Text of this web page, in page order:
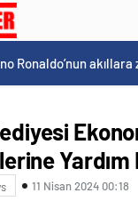
Yardım
11 Nisan 2024 00:18